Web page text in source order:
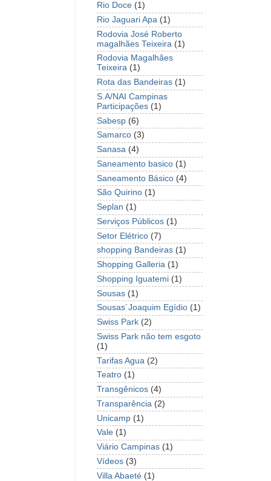
Rio Doce (1)
Rio Jaguari Apa (1)
Rodovia José Roberto
magalhães Teixeira (1)
Rodovia Magalhães
Teixeira (1)
Rota das Bandeiras (1)
S.A/NAI Campinas
Participações (1)
Sabesp (6)
Samarco (3)
Sanasa (4)
Saneamento basico (1)
Saneamento Básico (4)
São Quirino (1)
Seplan (1)
Serviços Públicos (1)
Setor Elétrico (7)
shopping Bandeiras (1)
Shopping Galleria (1)
Shopping Iguatemi (1)
Sousas (1)
Sousas´Joaquim Egídio (1)
Swiss Park (2)
Swiss Park não tem esgoto
(1)
Tarifas Agua (2)
Teatro (1)
Transgênicos (4)
Transparência (2)
Unicamp (1)
Vale (1)
Viário Campinas (1)
Vídeos (3)
Villa Abaeté (1)